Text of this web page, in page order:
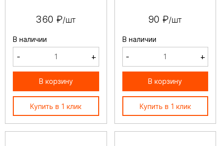
360 ₽/шт
В наличии
- +
В корзину
Купить в 1 клик
90 ₽/шт
В наличии
- +
В корзину
Купить в 1 клик